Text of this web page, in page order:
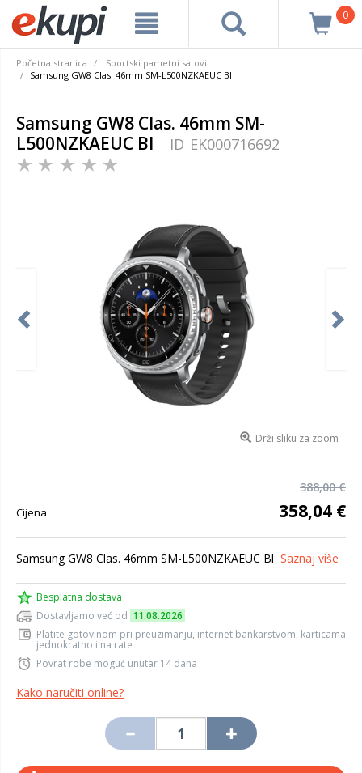
0
Početna stranica
Sportski pametni satovi
Samsung GW8 Clas. 46mm SM-L500NZKAEUC Bl
Samsung GW8 Clas. 46mm SM-
L500NZKAEUC Bl
ID EK000716692
Drži sliku za zoom
388,00 €
Cijena 358,04 €
Samsung GW8 Clas. 46mm SM-L500NZKAEUC Bl Saznaj više
Besplatna dostava
Dostavljamo već od 11.08.2026
Platite gotovinom pri preuzimanju, internet bankarstvom, karticama
jednokratno i na rate
Povrat robe moguć unutar 14 dana
Kako naručiti online?